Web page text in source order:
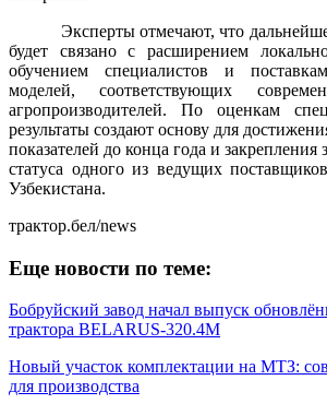
Эксперты отмечают, что
будет связано с расширением
обучением специалистов и
моделей, соответствующих
агропроизводителей. По оценкам
результаты создают основу для
показателей до конца года и
статуса одного из ведущих
Узбекистана.
трактор.бел/news
Еще новости по теме:
Бобруйский завод начал выпуск
трактора BELARUS-320.4М
Новый участок комплектации на МТЗ:
для производства